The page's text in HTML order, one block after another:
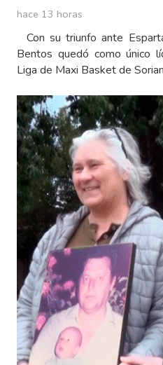
hace 13 horas
Con su triunfo ante
Bentos quedó como único
Liga de Maxi Basket de